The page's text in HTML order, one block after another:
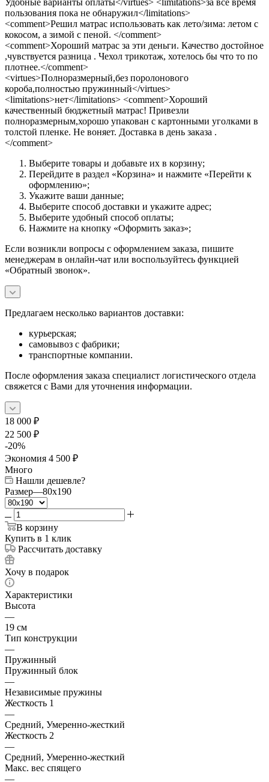
пользования пока не обнаружил</limitations>
<comment>Решил матрас использовать как лето/зима: летом с
кокосом, а зимой с пеной. </comment>
<comment>Хороший матрас за эти деньги. Качество достойное
,чувствуется разница . Чехол трикотаж, хотелось бы что то по
плотнее.</comment>
<virtues>Полноразмерный,без поролонового
короба,полностью пружинный</virtues>
<limitations>нет</limitations> <comment>Хороший
качественный бюджетный матрас! Привезли
полноразмерным,хорошо упакован с картонными уголками в
толстой пленке. Не воняет. Доставка в день заказа .
</comment>
Выберите товары и добавьте их в корзину;
Перейдите в раздел «Корзина» и нажмите «Перейти к
оформлению»;
Укажите ваши данные;
Выберите способ доставки и укажите адрес;
Выберите удобный способ оплаты;
Нажмите на кнопку «Оформить заказ»;
Если возникли вопросы с оформлением заказа, пишите
менеджерам в онлайн-чат или воспользуйтесь функцией
«Обратный звонок».
Предлагаем несколько вариантов доставки:
курьерская;
самовывоз с фабрики;
транспортные компании.
После оформления заказа специалист логистического отдела
свяжется с Вами для уточнения информации.
18 000 ₽
22 500 ₽
-20%
Экономия 4 500 ₽
Много
Нашли дешевле?
Размер—80x190
В корзину
Купить в 1 клик
Рассчитать доставку
Хочу в подарок
Характеристики
Высота
—
19 см
Тип конструкции
—
Пружинный
Пружинный блок
—
Независимые пружины
Жесткость 1
—
Средний, Умеренно-жесткий
Жесткость 2
—
Средний, Умеренно-жесткий
Макс. вес спящего
—